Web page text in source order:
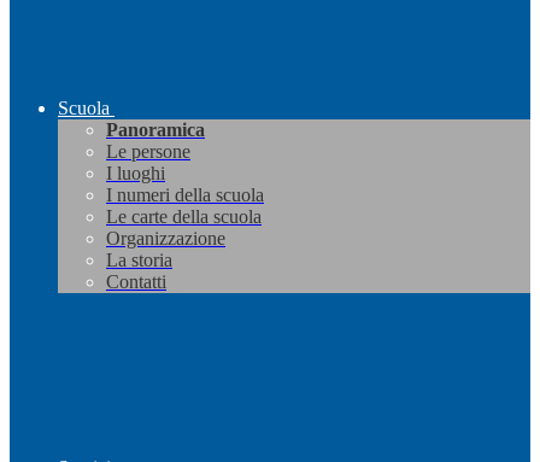
Scuola
Panoramica
Le persone
I luoghi
I numeri della scuola
Le carte della scuola
Organizzazione
La storia
Contatti